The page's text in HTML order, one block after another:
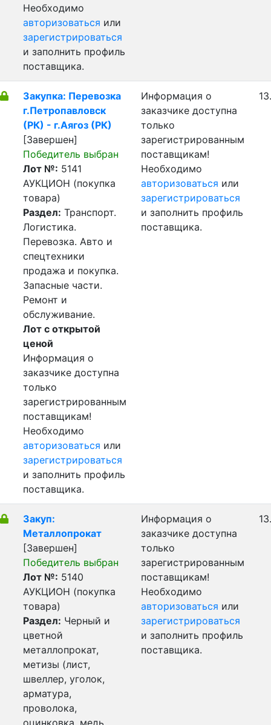
Необходимо
авторизоваться или
зарегистрироваться
и заполнить профиль
поставщика.
Закупка: Перевозка
г.Петропавловск
(РК) - г.Аягоз (РК)
[Завершен]
Победитель выбран
Лот №: 5141
АУКЦИОН (покупка
товара)
Раздел: Транспорт.
Логистика.
Перевозка. Авто и
спецтехники
продажа и покупка.
Запасные части.
Ремонт и
обслуживание.
Лот с открытой
ценой
Информация о
заказчике доступна
только
зарегистрированным
поставщикам!
Необходимо
авторизоваться или
зарегистрироваться
и заполнить профиль
поставщика.
Информация о
заказчике доступна
только
зарегистрированным
поставщикам!
Необходимо
авторизоваться или
зарегистрироваться
и заполнить профиль
поставщика.
Закуп:
Металлопрокат
[Завершен]
Победитель выбран
Лот №: 5140
АУКЦИОН (покупка
товара)
Раздел: Черный и
цветной
металлопрокат,
метизы (лист,
швеллер, уголок,
арматура,
проволока,
оцинковка, медь,
Информация о
заказчике доступна
только
зарегистрированным
поставщикам!
Необходимо
авторизоваться или
зарегистрироваться
и заполнить профиль
поставщика.